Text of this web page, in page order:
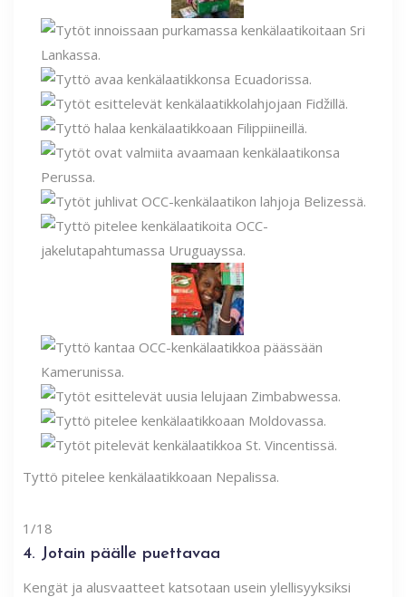
Tyttö pitelee kenkälaatikkoaan Nepalissa.
1/18
4. Jotain päälle puettavaa
Kengät ja alusvaatteet katsotaan usein ylellisyyksiksi